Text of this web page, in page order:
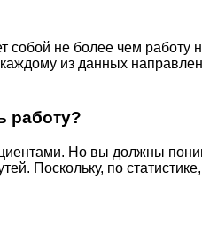
собой не более чем
из данных
работу?
Но вы должны
Поскольку, по